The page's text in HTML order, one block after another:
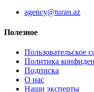
agency@turan.az
Полезное
Пользовательское
Политика
Подписка
О нас
Наши эксперты